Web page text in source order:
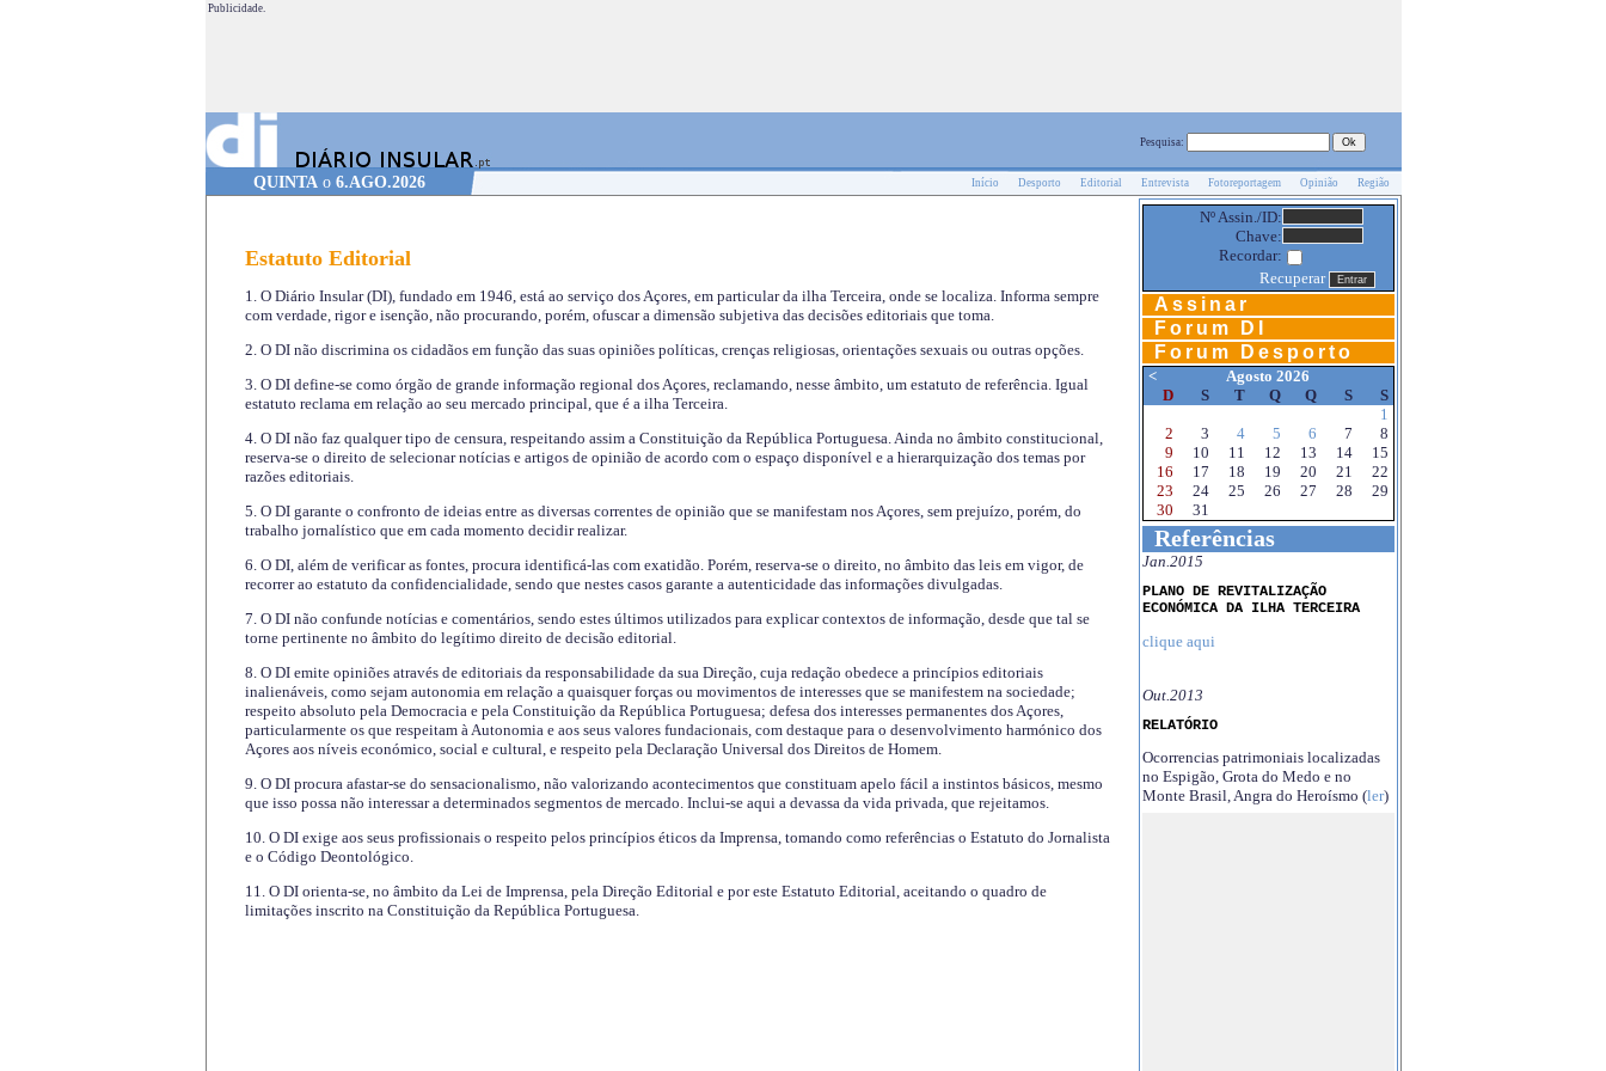
Publicidade.
Pesquisa:
QUINTA o 6.AGO.2026 Início Desporto Editorial Entrevista Fotoreportagem Opinião Região
Estatuto Editorial
1. O Diário Insular (DI), fundado em 1946, está ao serviço dos Açores, em particular da ilha Terceira, onde se localiza. Informa sempre
com verdade, rigor e isenção, não procurando, porém, ofuscar a dimensão subjetiva das decisões editoriais que toma.
2. O DI não discrimina os cidadãos em função das suas opiniões políticas, crenças religiosas, orientações sexuais ou outras opções.
3. O DI define-se como órgão de grande informação regional dos Açores, reclamando, nesse âmbito, um estatuto de referência. Igual
estatuto reclama em relação ao seu mercado principal, que é a ilha Terceira.
4. O DI não faz qualquer tipo de censura, respeitando assim a Constituição da República Portuguesa. Ainda no âmbito constitucional,
reserva-se o direito de selecionar notícias e artigos de opinião de acordo com o espaço disponível e a hierarquização dos temas por
razões editoriais.
5. O DI garante o confronto de ideias entre as diversas correntes de opinião que se manifestam nos Açores, sem prejuízo, porém, do
trabalho jornalístico que em cada momento decidir realizar.
6. O DI, além de verificar as fontes, procura identificá-las com exatidão. Porém, reserva-se o direito, no âmbito das leis em vigor, de
recorrer ao estatuto da confidencialidade, sendo que nestes casos garante a autenticidade das informações divulgadas.
7. O DI não confunde notícias e comentários, sendo estes últimos utilizados para explicar contextos de informação, desde que tal se
torne pertinente no âmbito do legítimo direito de decisão editorial.
8. O DI emite opiniões através de editoriais da responsabilidade da sua Direção, cuja redação obedece a princípios editoriais
inalienáveis, como sejam autonomia em relação a quaisquer forças ou movimentos de interesses que se manifestem na sociedade;
respeito absoluto pela Democracia e pela Constituição da República Portuguesa; defesa dos interesses permanentes dos Açores,
particularmente os que respeitam à Autonomia e aos seus valores fundacionais, com destaque para o desenvolvimento harmónico dos
Açores aos níveis económico, social e cultural, e respeito pela Declaração Universal dos Direitos de Homem.
9. O DI procura afastar-se do sensacionalismo, não valorizando acontecimentos que constituam apelo fácil a instintos básicos, mesmo
que isso possa não interessar a determinados segmentos de mercado. Inclui-se aqui a devassa da vida privada, que rejeitamos.
10. O DI exige aos seus profissionais o respeito pelos princípios éticos da Imprensa, tomando como referências o Estatuto do Jornalista
e o Código Deontológico.
11. O DI orienta-se, no âmbito da Lei de Imprensa, pela Direção Editorial e por este Estatuto Editorial, aceitando o quadro de
limitações inscrito na Constituição da República Portuguesa.
Nº Assin./ID:
Chave:
Recordar:
Recuperar
Assinar
Forum DI
Forum Desporto
<
Agosto 2026
D
S T Q Q S
S
1
2
3 4 5 6 7
8
9
10 11 12 13 14
15
16
17 18 19 20 21
22
23
24 25 26 27 28
29
30
31
Referências
Jan.2015
PLANO DE REVITALIZAÇÃO
ECONÓMICA DA ILHA TERCEIRA
clique aqui
Out.2013
RELATÓRIO
Ocorrencias patrimoniais localizadas
no Espigão, Grota do Medo e no
Monte Brasil, Angra do Heroísmo (ler)